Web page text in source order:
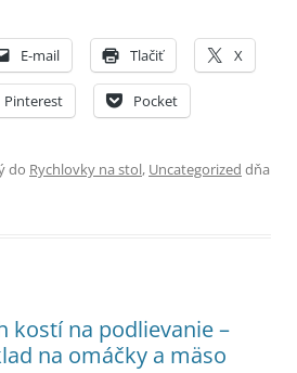
E-mail Tlačiť X
Pinterest Pocket
do Rychlovky na stol, Uncategorized dňa
kostí na podlievanie –
na omáčky a mäso